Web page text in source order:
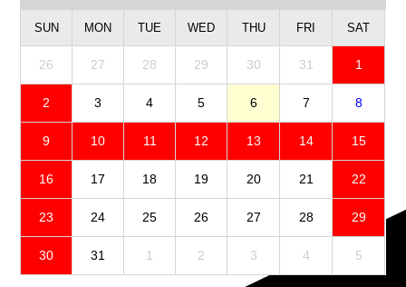
SUN MON TUE WED THU FRI SAT
26 27 28 29 30 31 1
2 3 4 5 6 7 8
9 10 11 12 13 14 15
16 17 18 19 20 21 22
23 24 25 26 27 28 29
30 31 1 2 3 4 5